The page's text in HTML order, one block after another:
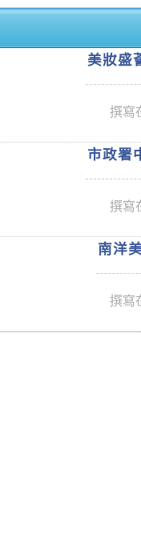
美妝盛
撰寫
市政署
撰寫
南洋
撰寫